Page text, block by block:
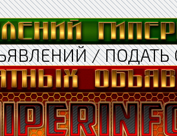
/ ПОДАТЬ